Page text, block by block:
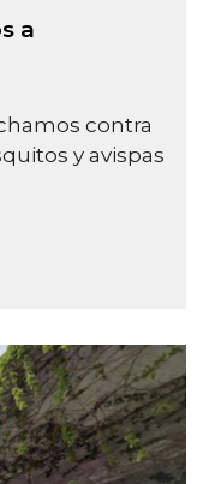
a
contra
y avispas